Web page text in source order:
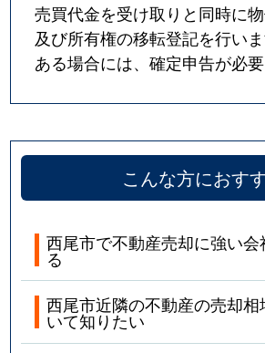
売買代金を受け取りと同時に
及び所有権の移転登記を行い
ある場合には、確定申告が必要
こんな方におす
西尾市で不動産売却に強い
る
西尾市近隣の不動産の売却
いて知りたい